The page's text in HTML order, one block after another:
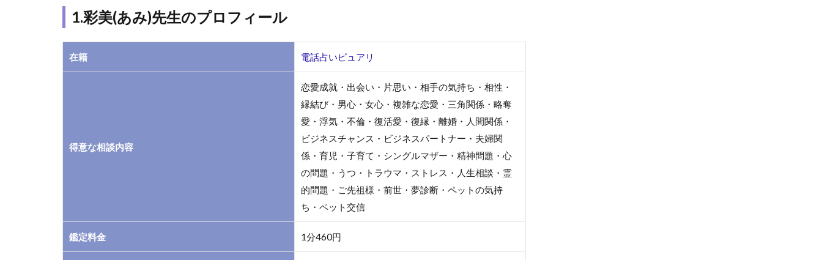
ル
本
1.1
ール
1.彩美(あみ)先生のプロフィール
在籍 電話占いピュアリ
得意な相談内容
恋愛成就・出会い・片思い・相手の気持ち・相性・
縁結び・男心・女心・複雑な恋愛・三角関係・略奪
愛・浮気・不倫・復活愛・復縁・離婚・人間関係・
ビジネスチャンス・ビジネスパートナー・夫婦関
係・育児・子育て・シングルマザー・精神問題・心
の問題・うつ・トラウマ・ストレス・人生相談・霊
的問題・ご先祖様・前世・夢診断・ペットの気持
ち・ペット交信
鑑定料金 1分460円